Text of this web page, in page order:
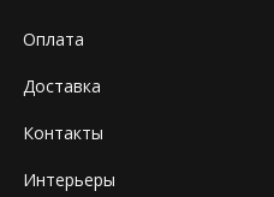
Оплата
Доставка
Контакты
Интерьеры